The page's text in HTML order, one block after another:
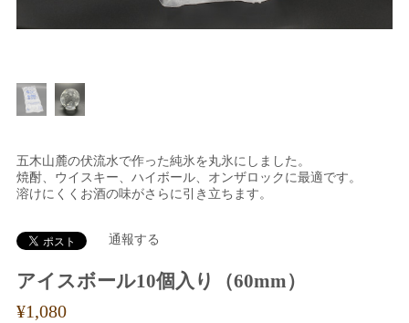
アイスボール10個入り（60mm）
¥1,080
五木山麓の伏流水で作った純氷を丸氷にしました。
焼酎、ウイスキー、ハイボール、オンザロックに最適です。
溶けにくくお酒の味がさらに引き立ちます。
通報する